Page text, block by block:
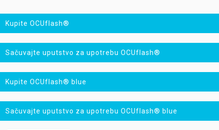
Kupite OCUflash®
Sačuvajte uputstvo za upotrebu OCUflash®
Kupite OCUflash® blue
Sačuvajte uputstvo za upotrebu OCUflash® blue